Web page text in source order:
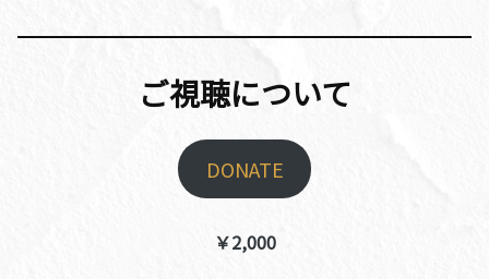
ご視聴について
DONATE
￥2,000